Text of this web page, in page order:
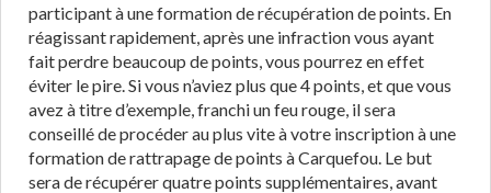
participant à une formation de récupération de points. En
réagissant rapidement, après une infraction vous ayant
fait perdre beaucoup de points, vous pourrez en effet
éviter le pire. Si vous n’aviez plus que 4 points, et que vous
avez à titre d’exemple, franchi un feu rouge, il sera
conseillé de procéder au plus vite à votre inscription à une
formation de rattrapage de points à Carquefou. Le but
sera de récupérer quatre points supplémentaires, avant